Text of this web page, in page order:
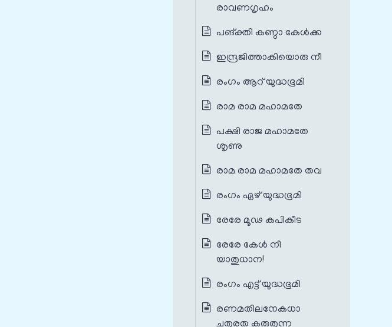
രാവണഗൃഹം
പങ്‌ക്തി കണ്ഠാ കേള്‍ക്ക
ഇന്ദ്രജിത്താകിയൊരു നീ
രംഗം ആറ് യുദ്ധഭൂമി
രാമ രാമ മഹാമതേ
പക്ഷി രാജ മഹാമതേ
ശൃണു
രാമ രാമ മഹാമതേ തവ
രംഗം ഏഴ് യുദ്ധഭൂമി
രേരേ മൂഢ കപികീട
രേരേ കേൾ നീ
യാതുധാന!
രംഗം എട്ട് യുദ്ധഭൂമി
രണമതിലനേകധാ
ചതുരത കരുതുന്ന